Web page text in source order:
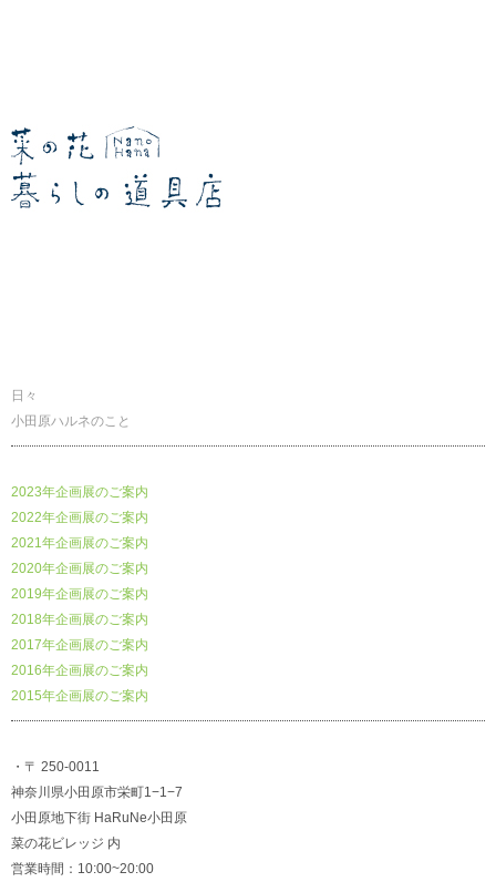
日々
小田原ハルネのこと
2023年企画展のご案内
2022年企画展のご案内
2021年企画展のご案内
2020年企画展のご案内
2019年企画展のご案内
2018年企画展のご案内
2017年企画展のご案内
2016年企画展のご案内
2015年企画展のご案内
・〒 250-0011
神奈川県小田原市栄町1−1−7
小田原地下街 HaRuNe小田原
菜の花ビレッジ 内
営業時間：10:00~20:00